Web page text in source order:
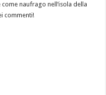
naufrago nell’isola della
commenti!